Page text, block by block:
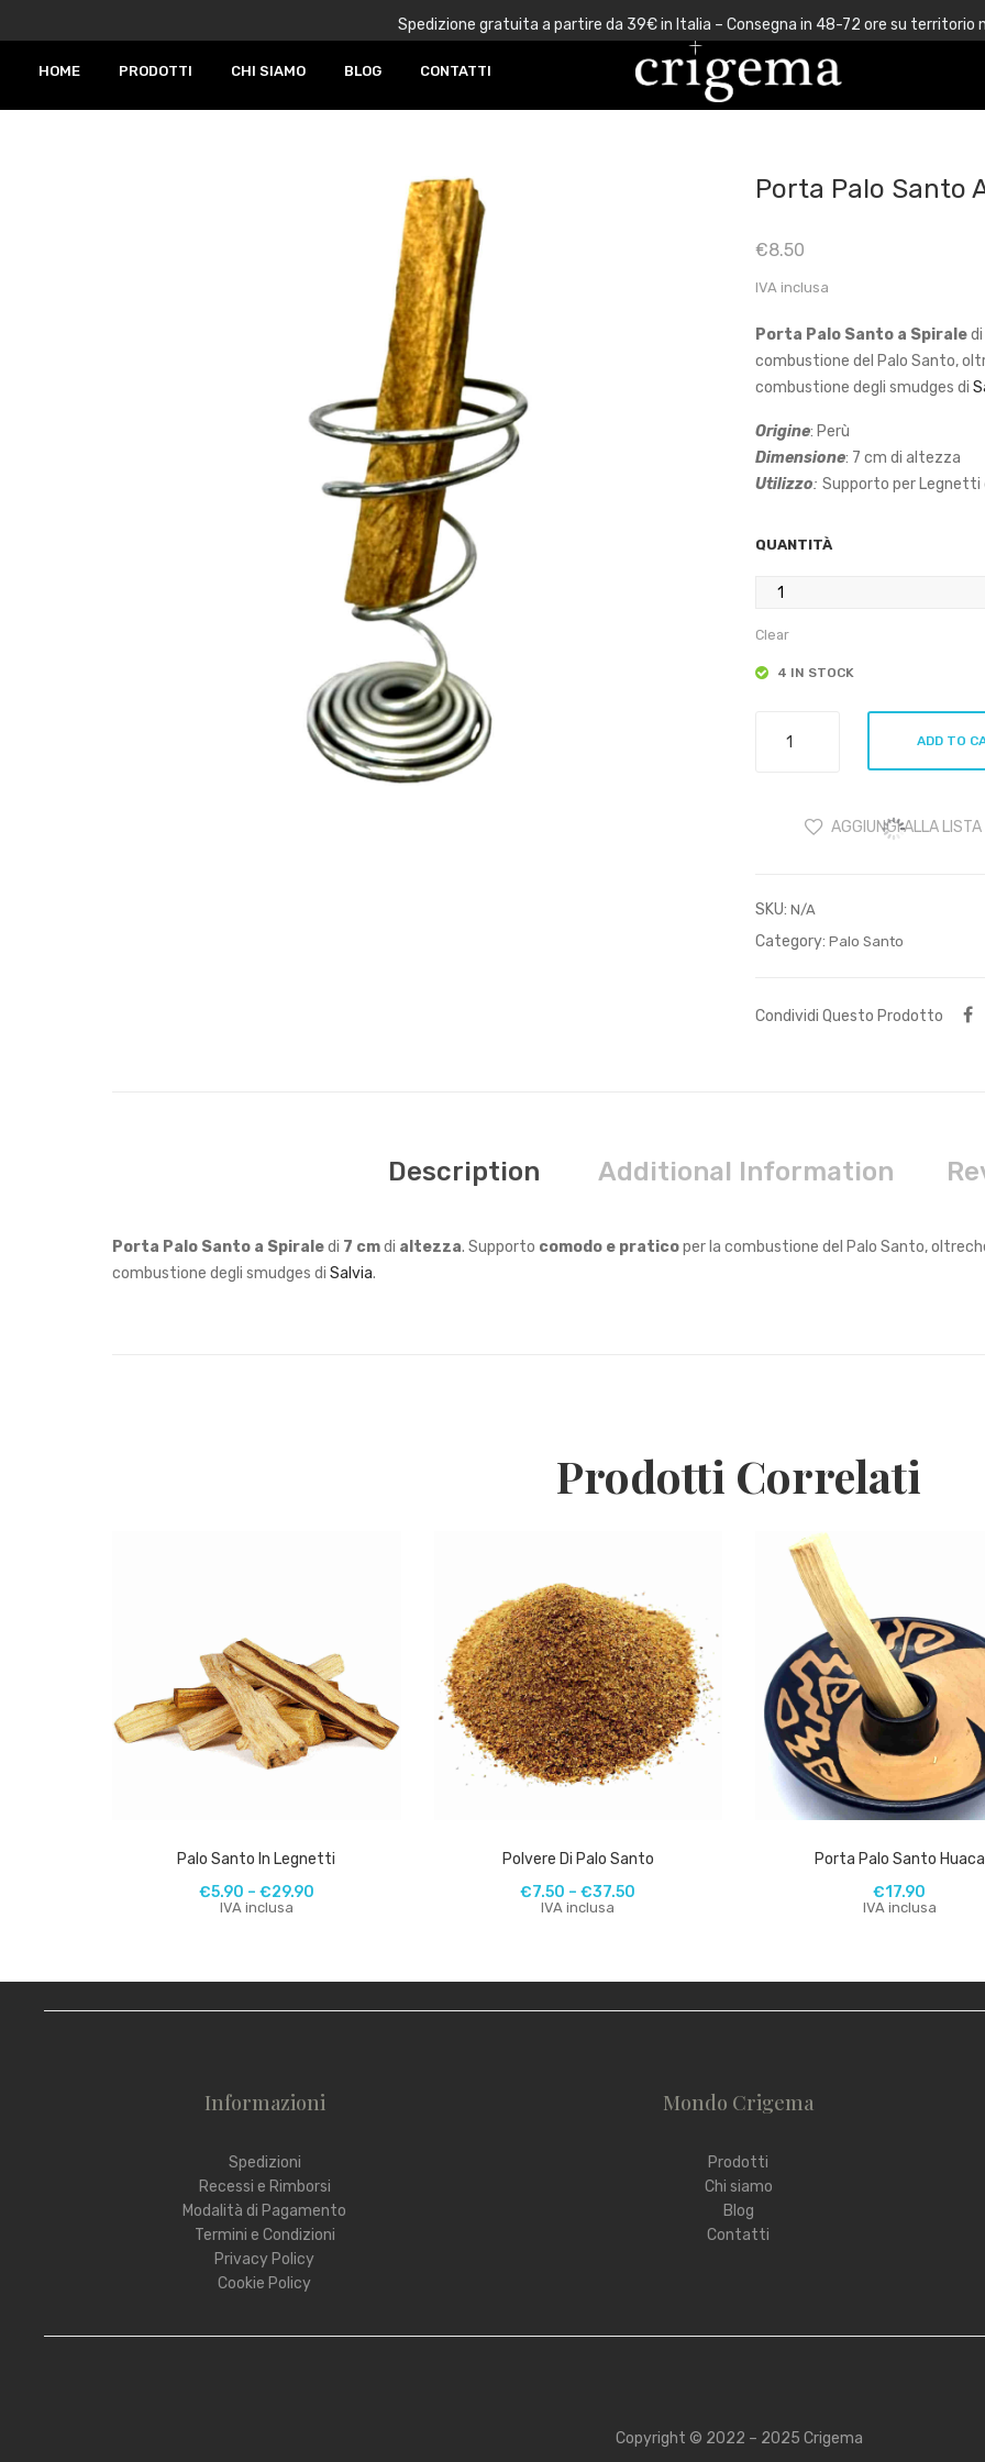
HOME PRODOTTI CHI SIAMO BLOG CONTATTI
Porta Palo Santo
€8.50
IVA inclusa
Porta Palo Santo a Spiraledi
combustione del Palo Santo,
combustione degli smudges di
Origine: Perù
Dimensione: 7 cm di altezza
Utilizzo: Supporto per Legnetti
QUANTITÀ
Clear
4 IN STOCK
ADD TO
AGGIUNGI ALLA LISTA
SKU: N/A
Category: Palo Santo
Condividi Questo Prodotto
Description Additional Information
Porta Palo Santo a Spiraledi 7 cmdi altezza. Supporto comodo e praticoper la combustione del Palo Santo,
combustione degli smudges di Salvia.
Prodotti Correlati
Palo Santo In Legnetti
€5.90 – €29.90
IVA inclusa
Polvere Di Palo Santo
€7.50 –€37.50
IVA inclusa
Porta Palo Santo Huaca
€17.90
IVA inclusa
Informazioni
Spedizioni
Recessi e Rimborsi
Modalità di Pagamento
Termini e Condizioni
Privacy Policy
Cookie Policy
Mondo Crigema
Prodotti
Chi siamo
Blog
Contatti
Copyright © 2022 – 2025 Crigema
Spedizione gratuita a partire da 39€ in Italia – Consegna in 48-72 ore su territorio